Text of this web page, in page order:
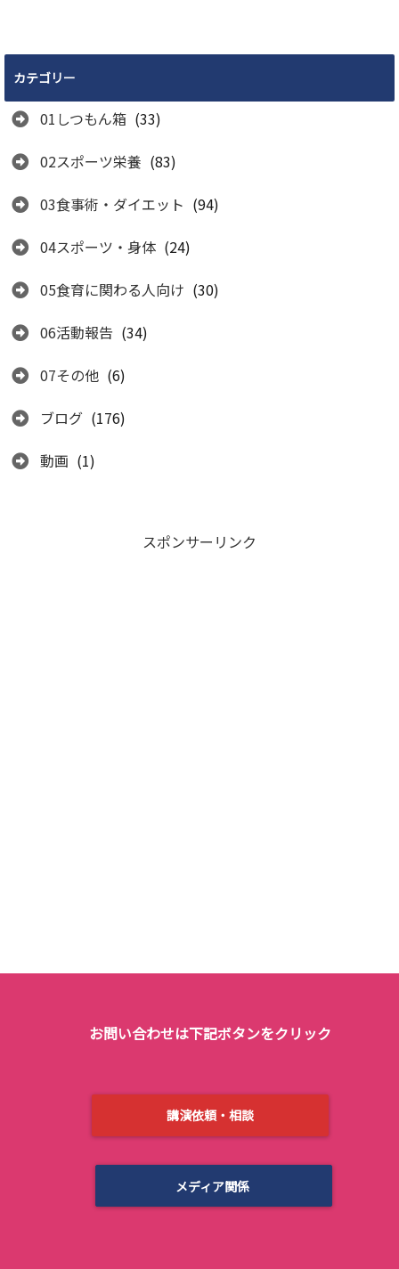
カテゴリー
01しつもん箱 (33)
02スポーツ栄養 (83)
03食事術・ダイエット (94)
04スポーツ・身体 (24)
05食育に関わる人向け (30)
06活動報告 (34)
07その他 (6)
ブログ (176)
動画 (1)
スポンサーリンク
お問い合わせは下記ボタンをクリック
講演依頼・相談
メディア関係